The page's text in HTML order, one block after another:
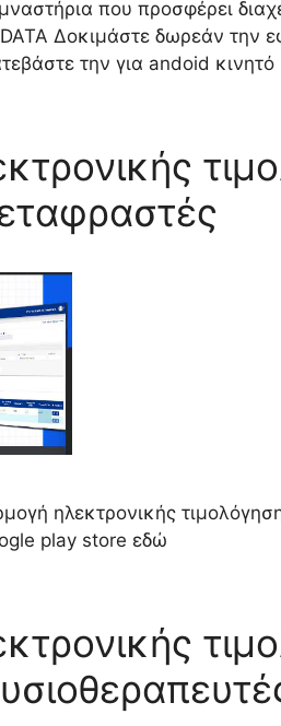
που προσφέρει
Δοκιμάστε δωρεάν την
την για andoid
ηλεκτρονικής
play store εδώ